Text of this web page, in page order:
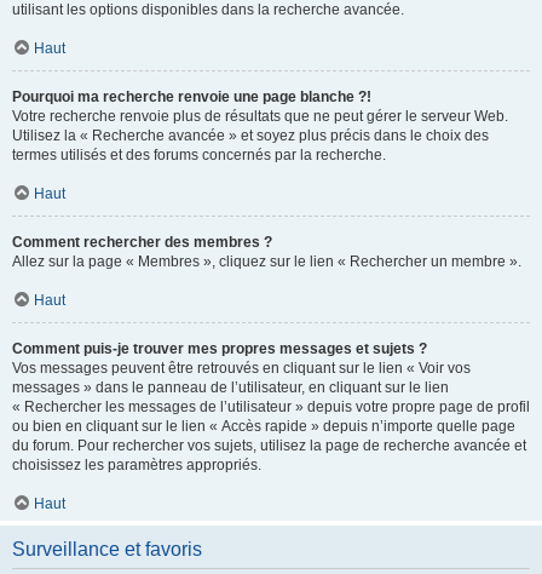
utilisant les options disponibles dans la recherche avancée.
Haut
Pourquoi ma recherche renvoie une page blanche ?!
Votre recherche renvoie plus de résultats que ne peut gérer le serveur Web.
Utilisez la « Recherche avancée » et soyez plus précis dans le choix des
termes utilisés et des forums concernés par la recherche.
Haut
Comment rechercher des membres ?
Allez sur la page « Membres », cliquez sur le lien « Rechercher un membre ».
Haut
Comment puis-je trouver mes propres messages et sujets ?
Vos messages peuvent être retrouvés en cliquant sur le lien « Voir vos
messages » dans le panneau de l’utilisateur, en cliquant sur le lien
« Rechercher les messages de l’utilisateur » depuis votre propre page de profil
ou bien en cliquant sur le lien « Accès rapide » depuis n’importe quelle page
du forum. Pour rechercher vos sujets, utilisez la page de recherche avancée et
choisissez les paramètres appropriés.
Haut
Surveillance et favoris